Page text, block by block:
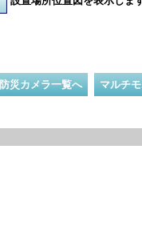
防災カメラ一覧へ マルチ